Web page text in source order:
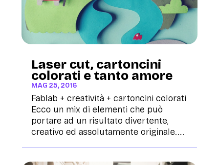
Laser cut, cartoncini
colorati e tanto amore
MAG 25, 2016
Fablab + creatività + cartoncini colorati
Ecco un mix di elementi che può
portare ad un risultato divertente,
creativo ed assolutamente originale....